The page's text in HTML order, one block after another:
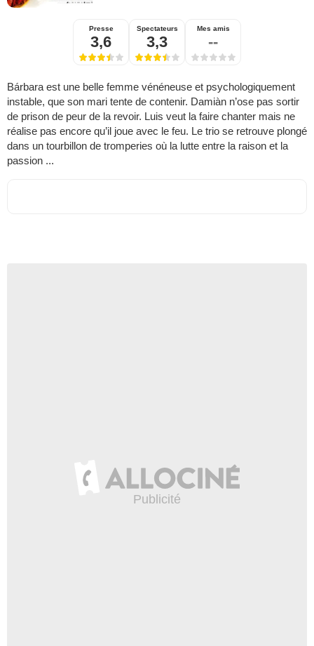
Presse
3,6
Spectateurs
3,3
Mes amis
--
Bárbara est une belle femme vénéneuse et psychologiquement
instable, que son mari tente de contenir. Damiàn n’ose pas sortir
de prison de peur de la revoir. Luis veut la faire chanter mais ne
réalise pas encore qu’il joue avec le feu. Le trio se retrouve plongé
dans un tourbillon de tromperies où la lutte entre la raison et la
passion ...